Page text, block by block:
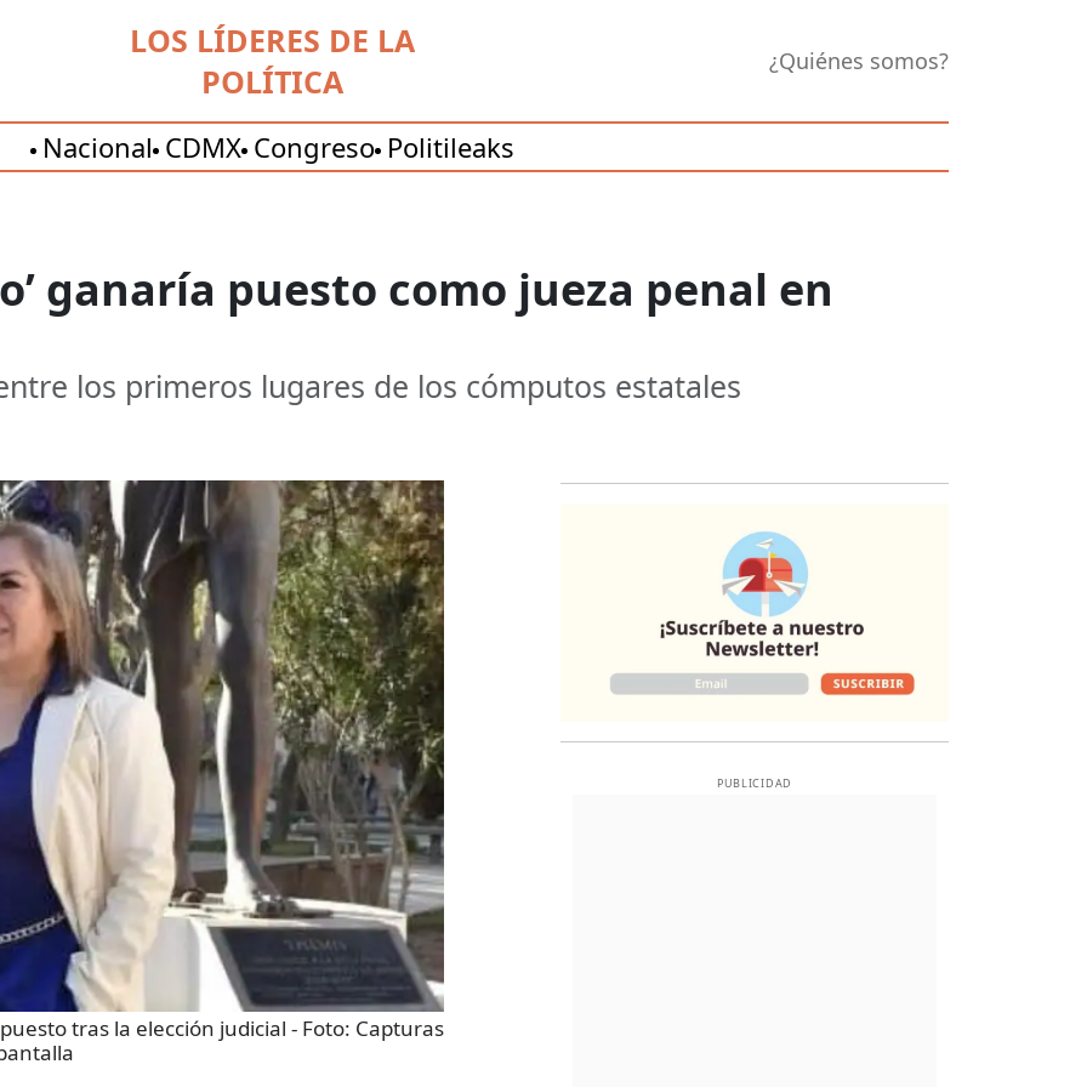
LOS LÍDERES DE LA
POLÍTICA
¿Quiénes somos?
Nacional CDMX Congreso Politileaks
ganaría puesto como jueza penal en
los primeros lugares de los cómputos estatales
tras la elección judicial - Foto: Capturas
PUBLICIDAD